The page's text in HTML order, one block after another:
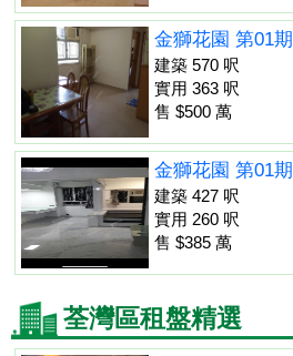
金獅花園 第01期
建築 570 呎
實用 363 呎
售 $500 萬
金獅花園 第01期
建築 427 呎
實用 260 呎
售 $385 萬
荃灣區租盤精選